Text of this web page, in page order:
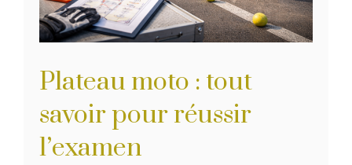
Plateau moto : tout
savoir pour réussir
l’examen